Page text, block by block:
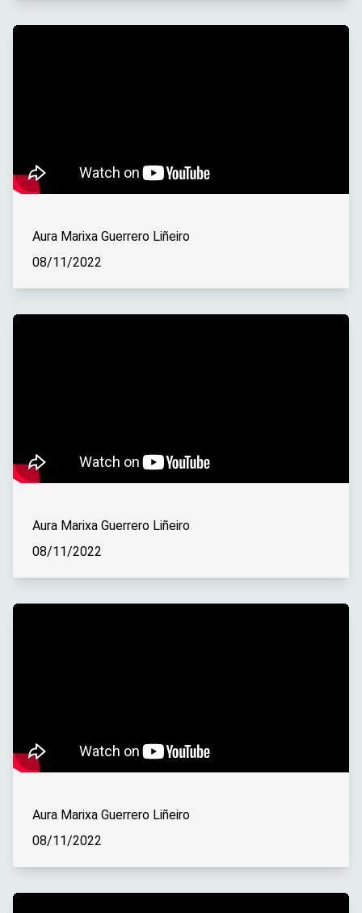
Aura Marixa Guerrero Liñeiro
08/11/2022
Aura Marixa Guerrero Liñeiro
08/11/2022
Aura Marixa Guerrero Liñeiro
08/11/2022